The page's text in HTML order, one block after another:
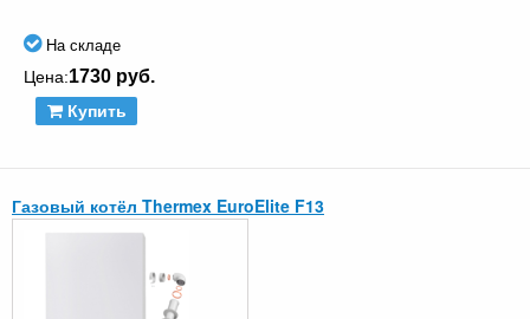
На складе
Цена:1730 руб.
Купить
Газовый котёл Thermex EuroElite F13